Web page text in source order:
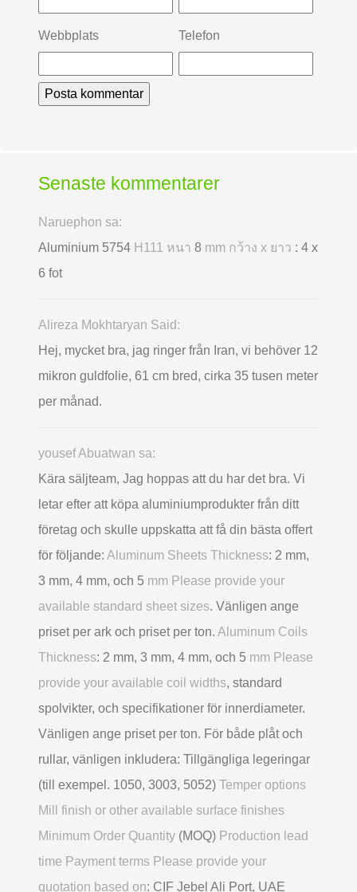
Webbplats Telefon
Senaste kommentarer
Naruephon sa:
Aluminium 5754 H111 หนา 8 mm กว้าง x ยาว : 4 x
6 fot
Alireza Mokhtaryan Said:
Hej, mycket bra, jag ringer från Iran, vi behöver 12
mikron guldfolie, 61 cm bred, cirka 35 tusen meter
per månad.
yousef Abuatwan sa:
Kära säljteam, Jag hoppas att du har det bra. Vi
letar efter att köpa aluminiumprodukter från ditt
företag och skulle uppskatta att få din bästa offert
för följande: Aluminum Sheets Thickness: 2 mm,
3 mm, 4 mm, och 5 mm Please provide your
available standard sheet sizes. Vänligen ange
priset per ark och priset per ton. Aluminum Coils
Thickness: 2 mm, 3 mm, 4 mm, och 5 mm Please
provide your available coil widths, standard
spolvikter, och specifikationer för innerdiameter.
Vänligen ange priset per ton. För både plåt och
rullar, vänligen inkludera: Tillgängliga legeringar
(till exempel. 1050, 3003, 5052) Temper options
Mill finish or other available surface finishes
Minimum Order Quantity (MOQ) Production lead
time Payment terms Please provide your
quotation based on: CIF Jebel Ali Port, UAE